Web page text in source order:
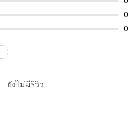
0
0
ยังไม่มีรีวิว